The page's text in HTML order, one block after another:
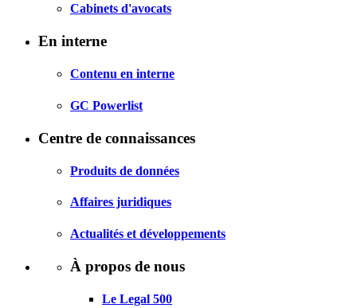
Cabinets d'avocats
En interne
Contenu en interne
GC Powerlist
Centre de connaissances
Produits de données
Affaires juridiques
Actualités et développements
À propos de nous
Le Legal 500